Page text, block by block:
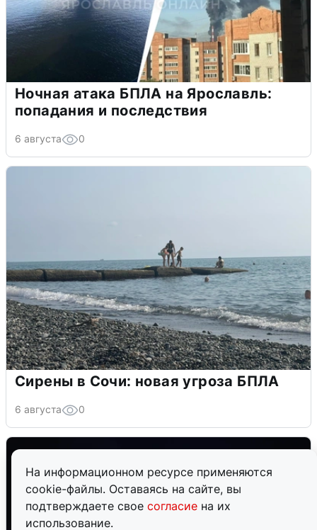
На информационном ресурсе применяются
cookie-файлы. Оставаясь на сайте, вы
подтверждаете свое согласие на их
использование.
Ночная атака БПЛА на Ярославль:
попадания и последствия
6 августа 0
Сирены в Сочи: новая угроза БПЛА
6 августа 0